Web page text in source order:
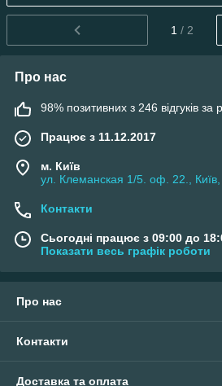
1 / 2
Про нас
98% позитивних з 246 відгуків за
Працює з 11.12.2017
м. Київ
ул. Клеманская 1/5. оф. 22., Київ,
Контакти
Сьогодні працює з 09:00 до
Показати весь графік роботи
Про нас
Контакти
Доставка та оплата